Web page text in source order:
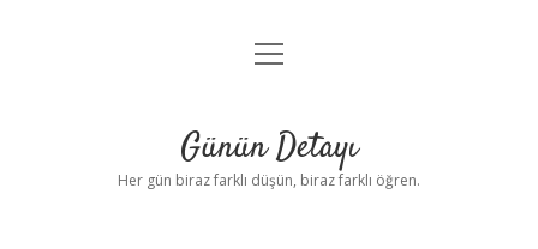
Anasayfa
Yasal Uyarı
menüyü
Günün Detayı
Her gün biraz farklı düşün, biraz farklı öğren.